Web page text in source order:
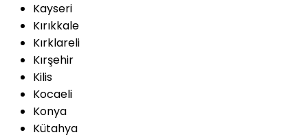
Kayseri
Kırıkkale
Kırklareli
Kırşehir
Kilis
Kocaeli
Konya
Kütahya